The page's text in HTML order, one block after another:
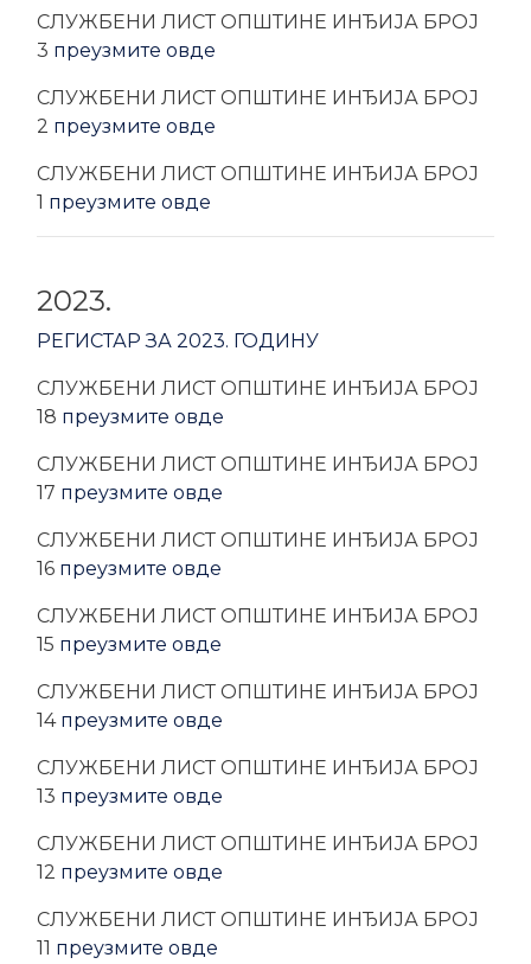
CЛУЖБЕНИ ЛИСТ ОПШТИНЕ ИНЂИЈА БРОЈ
3 преузмите овде
CЛУЖБЕНИ ЛИСТ ОПШТИНЕ ИНЂИЈА БРОЈ
2 преузмите овде
CЛУЖБЕНИ ЛИСТ ОПШТИНЕ ИНЂИЈА БРОЈ
1 преузмите овде
2023.
РЕГИСТАР ЗА 2023. ГОДИНУ
CЛУЖБЕНИ ЛИСТ ОПШТИНЕ ИНЂИЈА БРОЈ
18 преузмите овде
CЛУЖБЕНИ ЛИСТ ОПШТИНЕ ИНЂИЈА БРОЈ
17 преузмите овде
CЛУЖБЕНИ ЛИСТ ОПШТИНЕ ИНЂИЈА БРОЈ
16 преузмите овде
CЛУЖБЕНИ ЛИСТ ОПШТИНЕ ИНЂИЈА БРОЈ
15 преузмите овде
CЛУЖБЕНИ ЛИСТ ОПШТИНЕ ИНЂИЈА БРОЈ
14 преузмите овде
CЛУЖБЕНИ ЛИСТ ОПШТИНЕ ИНЂИЈА БРОЈ
13 преузмите овде
CЛУЖБЕНИ ЛИСТ ОПШТИНЕ ИНЂИЈА БРОЈ
12 преузмите овде
CЛУЖБЕНИ ЛИСТ ОПШТИНЕ ИНЂИЈА БРОЈ
11 преузмите овде